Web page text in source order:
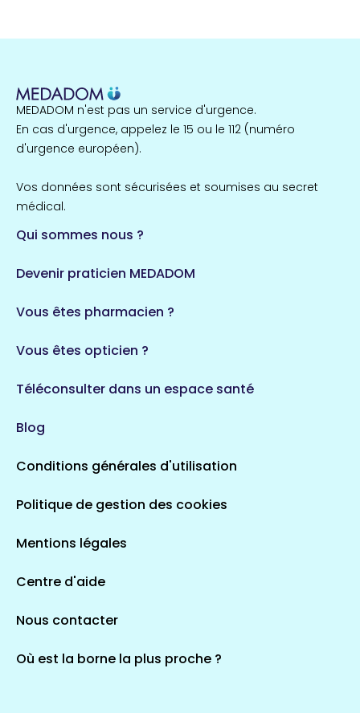
Île-de-France
857 espaces de santé
124 espaces de santé
Auvergne-Rhône-Alpes
720 espaces de santé
693 espaces de santé
324 espaces de santé
Côtes-d'Armor
Maine-et-Loire
Loiret
Loir-et-Cher
36 espaces de santé
1 espaces de santé
1 espaces de santé
Saint-Agathon
MEDADOM n'est pas un service d'urgence.
En cas d'urgence, appelez le 15 ou le 112 (numéro
d'urgence européen).
Vos données sont sécurisées et soumises au secret
médical.
Qui sommes nous ?
Devenir praticien MEDADOM
Vous êtes pharmacien ?
Vous êtes opticien ?
Téléconsulter dans un espace santé
Blog
Conditions générales d'utilisation
Politique de gestion des cookies
Mentions légales
Centre d'aide
Nous contacter
Où est la borne la plus proche ?